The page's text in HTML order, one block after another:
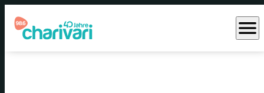
menu